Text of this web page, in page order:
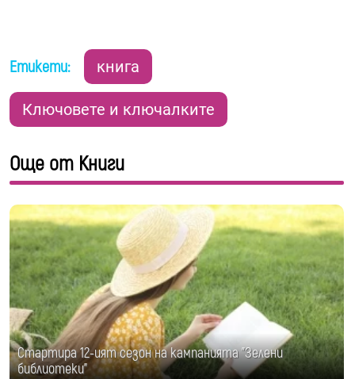
Етикети: книга
Ключовете и ключалките
Още от Книги
Стартира 12-ият сезон на кампанията "Зелени
библиотеки"